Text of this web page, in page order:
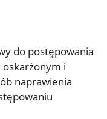
do postępowania
oskarżonym i
naprawienia